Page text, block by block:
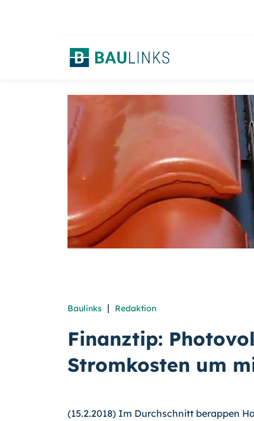
Baulinks | Redaktion
Finanztip:
Stromkosten um
(15.2.2018) Im Durchschnitt berappen